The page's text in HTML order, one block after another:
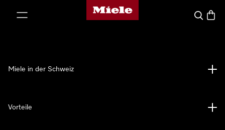
Miele-Homepage
Suche
Miele in der Schweiz
Vorteile